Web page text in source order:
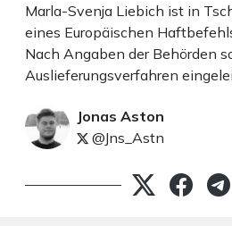
Marla-Svenja Liebich ist in
eines Europäischen
Nach Angaben der Behörden
Auslieferungsverfahren
Jonas Aston
@Jns_Astn